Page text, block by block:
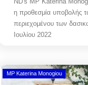
η προθεσμία υποβολής
περιεχομένου των
Ιουλίου 2022
MP Katerina Monogiou